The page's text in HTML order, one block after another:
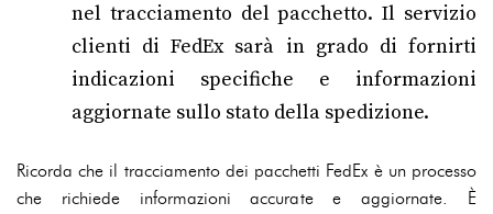
nel tracciamento del pacchetto. Il servizio
clienti di FedEx sarà in grado di fornirti
indicazioni specifiche e informazioni
aggiornate sullo stato della spedizione.
Ricorda che il tracciamento dei pacchetti FedEx è un processo
che richiede informazioni accurate e aggiornate. È